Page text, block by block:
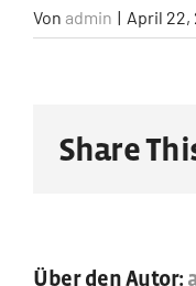
Von admin | April 22,
Share
Über den Autor: